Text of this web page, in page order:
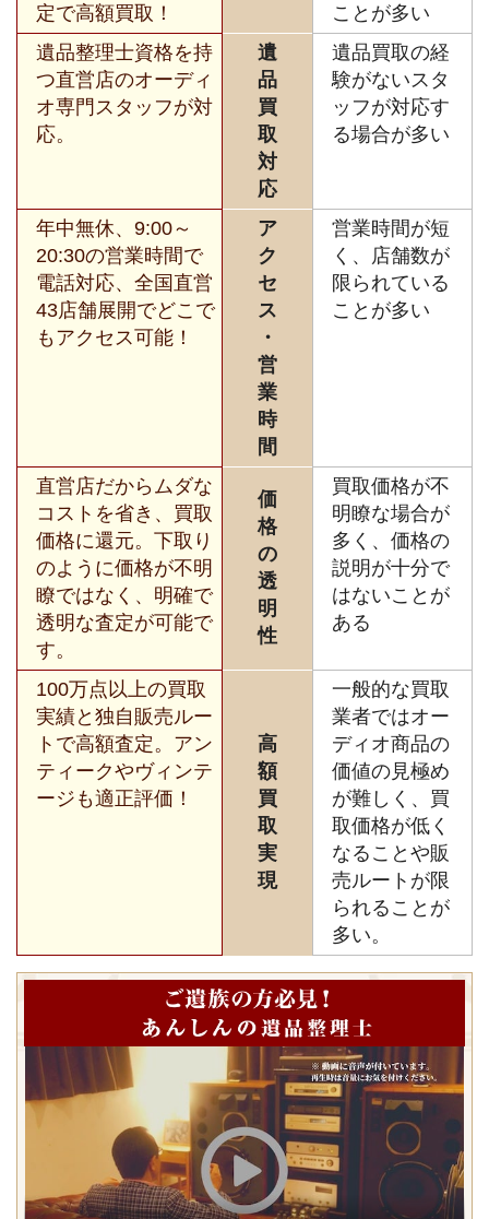
定で高額買取！
ことが多い
遺品整理士資格を持
つ直営店のオーディ
オ専門スタッフが対
応。
遺
品
買
取
対
応
遺品買取の経
験がないスタ
ッフが対応す
る場合が多い
年中無休、9:00～
20:30の営業時間で
電話対応、全国直営
43店舗展開でどこで
もアクセス可能！
ア
ク
セ
ス
・
営
業
時
間
営業時間が短
く、店舗数が
限られている
ことが多い
直営店だからムダな
コストを省き、買取
価格に還元。下取り
のように価格が不明
瞭ではなく、明確で
透明な査定が可能で
す。
価
格
の
透
明
性
買取価格が不
明瞭な場合が
多く、価格の
説明が十分で
はないことが
ある
100万点以上の買取
実績と独自販売ルー
トで高額査定。アン
ティークやヴィンテ
ージも適正評価！
高
額
買
取
実
現
一般的な買取
業者ではオー
ディオ商品の
価値の見極め
が難しく、買
取価格が低く
なることや販
売ルートが限
られることが
多い。